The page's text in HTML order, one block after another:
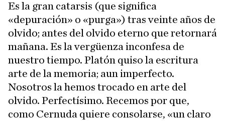
Es la gran catarsis (que significa
«depuración» o «purga») tras veinte años de
olvido; antes del olvido eterno que retornará
mañana. Es la vergüenza inconfesa de
nuestro tiempo. Platón quiso la escritura
arte de la memoria; aun imperfecto.
Nosotros la hemos trocado en arte del
olvido. Perfectísimo. Recemos por que,
como Cernuda quiere consolarse, «un claro